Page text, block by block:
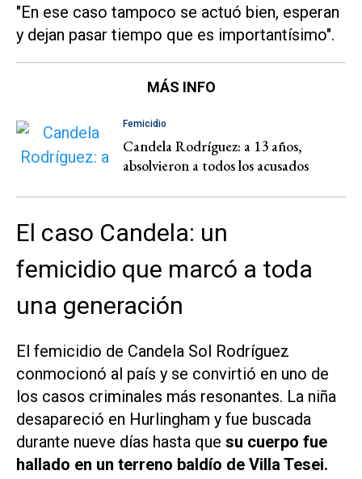
"En ese caso tampoco se actuó bien, esperan
y dejan pasar tiempo que es importantísimo".
MÁS INFO
Femicidio
Candela Rodríguez: a 13 años,
absolvieron a todos los acusados
El caso Candela: un
femicidio que marcó a toda
una generación
El femicidio de Candela Sol Rodríguez
conmocionó al país y se convirtió en uno de
los casos criminales más resonantes. La niña
desapareció en Hurlingham y fue buscada
durante nueve días hasta que su cuerpo fue
hallado en un terreno baldío de Villa Tesei.